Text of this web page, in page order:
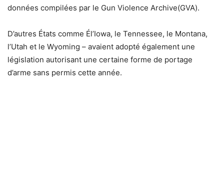
données compilées par le Gun Violence Archive(GVA).
D’autres États comme Él’Iowa, le Tennessee, le Montana,
l’Utah et le Wyoming – avaient adopté également une
législation autorisant une certaine forme de portage
d’arme sans permis cette année.